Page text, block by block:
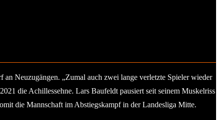
Neuzugängen. „Zumal auch zwei lange verletzte Spieler wieder
die Achillessehne. Lars Baufeldt pausiert seit seinem Muskelriss
die Mannschaft im Abstiegskampf in der Landesliga Mitte.